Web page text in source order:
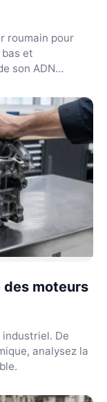
roumain pour
et
son ADN
des moteurs
De
analysez la